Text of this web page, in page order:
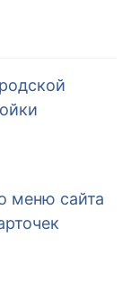
меню сайта